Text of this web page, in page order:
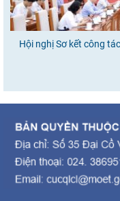
Hội nghị Sơ kết công